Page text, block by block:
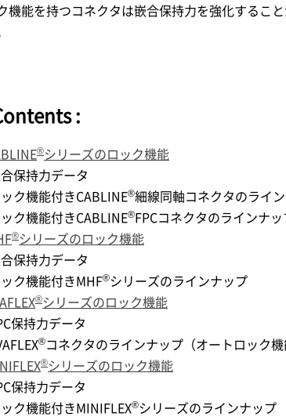
機能を持つコネクタは嵌合保持力を強化するこ
:
®シリーズのロック機能
保持力データ
ク機能付きCABLINE®細線同軸コネクタのライ
ク機能付きCABLINE®FPCコネクタのラインナ
®シリーズのロック機能
保持力データ
ク機能付きMHF®シリーズのラインナップ
®シリーズのロック機能
保持力データ
®コネクタのラインナップ（オートロック機
®シリーズのロック機能
保持力データ
ク機能付きMINIFLEX®シリーズのラインナップ